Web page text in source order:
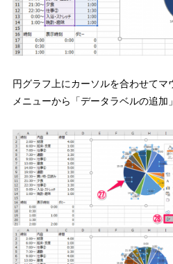
円グラフ上にカーソルを合わせてマ
メニューから
「データラベルの追加